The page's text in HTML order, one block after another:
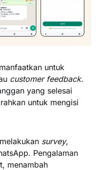
untuk
customer feedback.
yang selesai
untuk mengisi
survey,
Pengalaman
menambah